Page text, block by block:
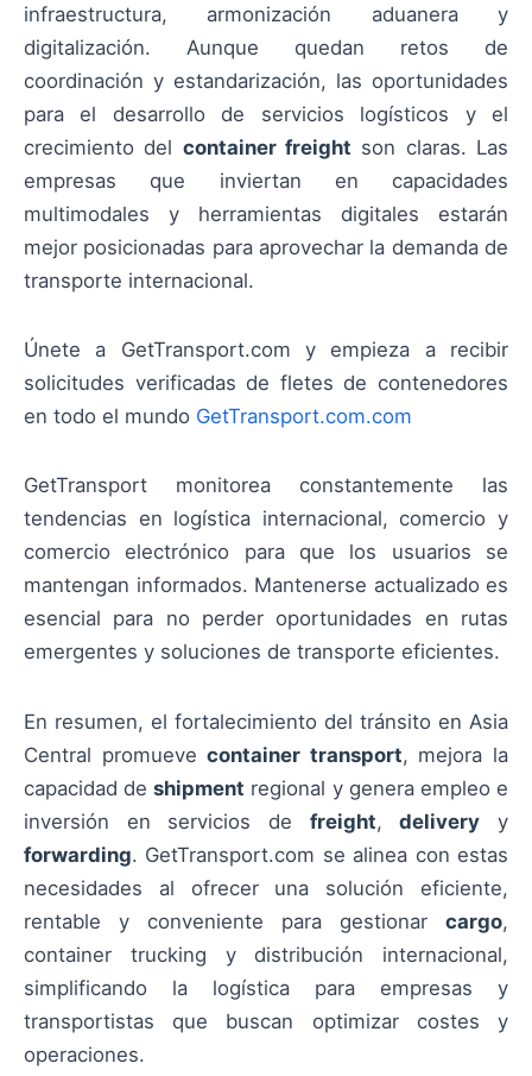
infraestructura, armonización aduanera y
digitalización. Aunque quedan retos de
coordinación y estandarización, las oportunidades
para el desarrollo de servicios logísticos y el
crecimiento del container freight son claras. Las
empresas que inviertan en capacidades
multimodales y herramientas digitales estarán
mejor posicionadas para aprovechar la demanda de
transporte internacional.
Únete a GetTransport.com y empieza a recibir
solicitudes verificadas de fletes de contenedores
en todo el mundo GetTransport.com.com
GetTransport monitorea constantemente las
tendencias en logística internacional, comercio y
comercio electrónico para que los usuarios se
mantengan informados. Mantenerse actualizado es
esencial para no perder oportunidades en rutas
emergentes y soluciones de transporte eficientes.
En resumen, el fortalecimiento del tránsito en Asia
Central promuevecontainer transport, mejora la
capacidad deshipment regional y genera empleo e
inversión en servicios de freight,delivery y
forwarding. GetTransport.com se alinea con estas
necesidades al ofrecer una solución eficiente,
rentable y conveniente para gestionar cargo,
container trucking y distribución internacional,
simplificando la logística para empresas y
transportistas que buscan optimizar costes y
operaciones.